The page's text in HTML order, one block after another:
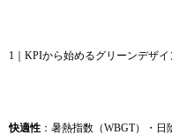
1｜KPIから始めるグリーンデザイ
快適性 ：暑熱指数（WBGT）・日